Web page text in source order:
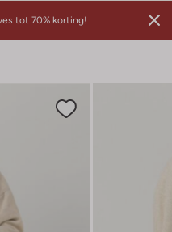
tot 70% korting!